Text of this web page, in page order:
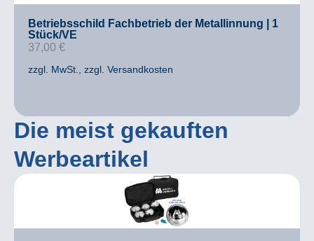
Betriebsschild Fachbetrieb der Metallinnung | 1
Stück/VE
37,00 €
zzgl. MwSt., zzgl. Versandkosten
Die meist gekauften
Werbeartikel